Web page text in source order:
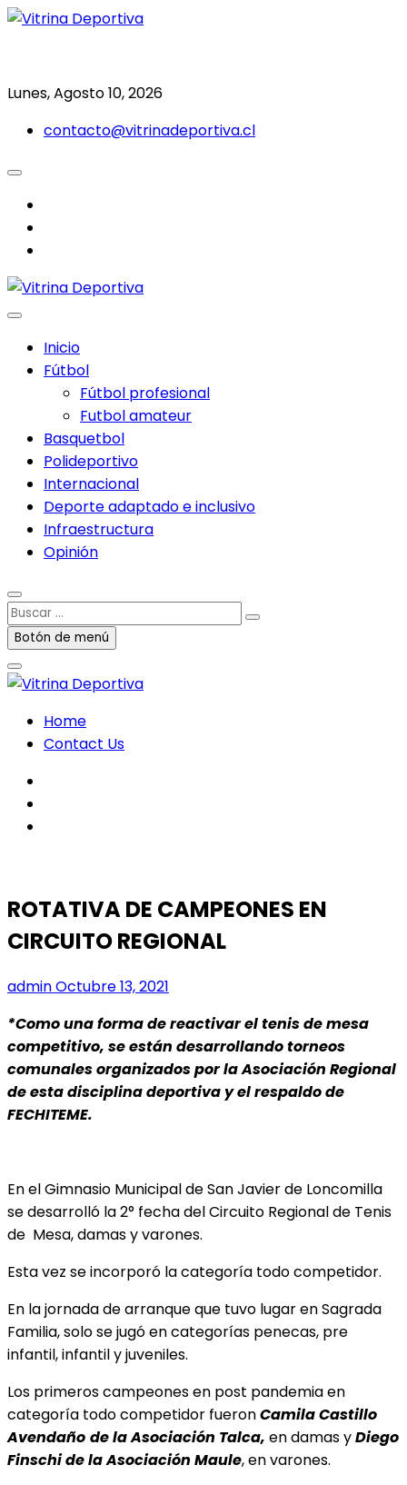
Saltar
Lunes, Agosto 10, 2026
contacto@vitrinadeportiva.cl
Inicio
Fútbol
Fútbol profesional
Futbol amateur
Basquetbol
Polideportivo
Internacional
Deporte adaptado e inclusivo
Infraestructura
Opinión
Buscar
…Botón de menú
Home
Contact Us
ROTATIVA DE CAMPEONES EN
CIRCUITO REGIONAL
adminOctubre 13, 2021
*Como una forma de reactivar el tenis de mesa
competitivo, se están desarrollando torneos
comunales organizados por la Asociación Regional
de esta disciplina deportiva y el respaldo de
FECHITEME.
En el Gimnasio Municipal de San Javier de Loncomilla
se desarrolló la 2° fecha del Circuito Regional de Tenis
de Mesa, damas y varones.
Esta vez se incorporó la categoría todo competidor.
En la jornada de arranque que tuvo lugar en Sagrada
Familia, solo se jugó en categorías penecas, pre
infantil, infantil y juveniles.
Los primeros campeones en post pandemia en
categoría todo competidor fueronCamila Castillo
Avendaño de la Asociación Talca, en damas yDiego
Finschi de la Asociación Maule, en varones.